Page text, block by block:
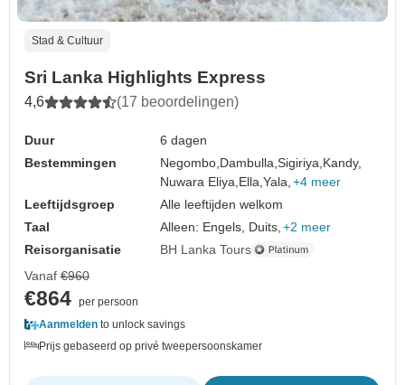
Stad & Cultuur
Sri Lanka Highlights Express
4,6 (17 beoordelingen)
Duur
6 dagen
Bestemmingen
Negombo, Dambulla,Sigiriya, Kandy,
Nuwara Eliya, Ella,Yala, +4 meer
Leeftijdsgroep
Alle leeftijden welkom
Taal
Alleen: Engels, Duits, +2 meer
Reisorganisatie
BH Lanka Tours
Vanaf €960
€864 per persoon
Aanmelden to unlock savings
Prijs gebaseerd op privé tweepersoonskamer